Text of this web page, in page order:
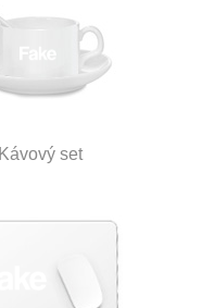
Kávový set